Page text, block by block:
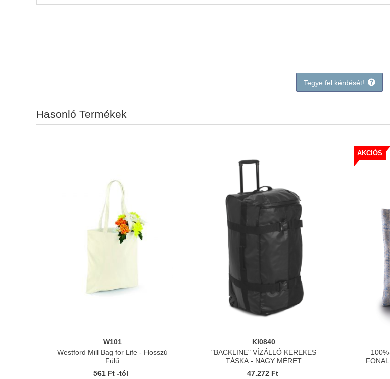
Tegye fel kérdését!
Hasonló Termékek
W101
Westford Mill Bag for Life - Hosszú
Fülű
561 Ft -tól
KI0840
"BACKLINE" VÍZÁLLÓ KEREKES
TÁSKA - NAGY MÉRET
47.272 Ft
AKCIÓS